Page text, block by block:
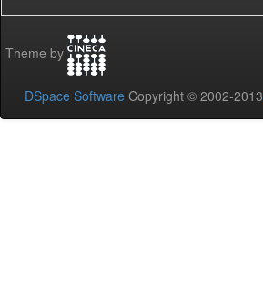
Theme by
DSpace Software Copyright © 2002-2013